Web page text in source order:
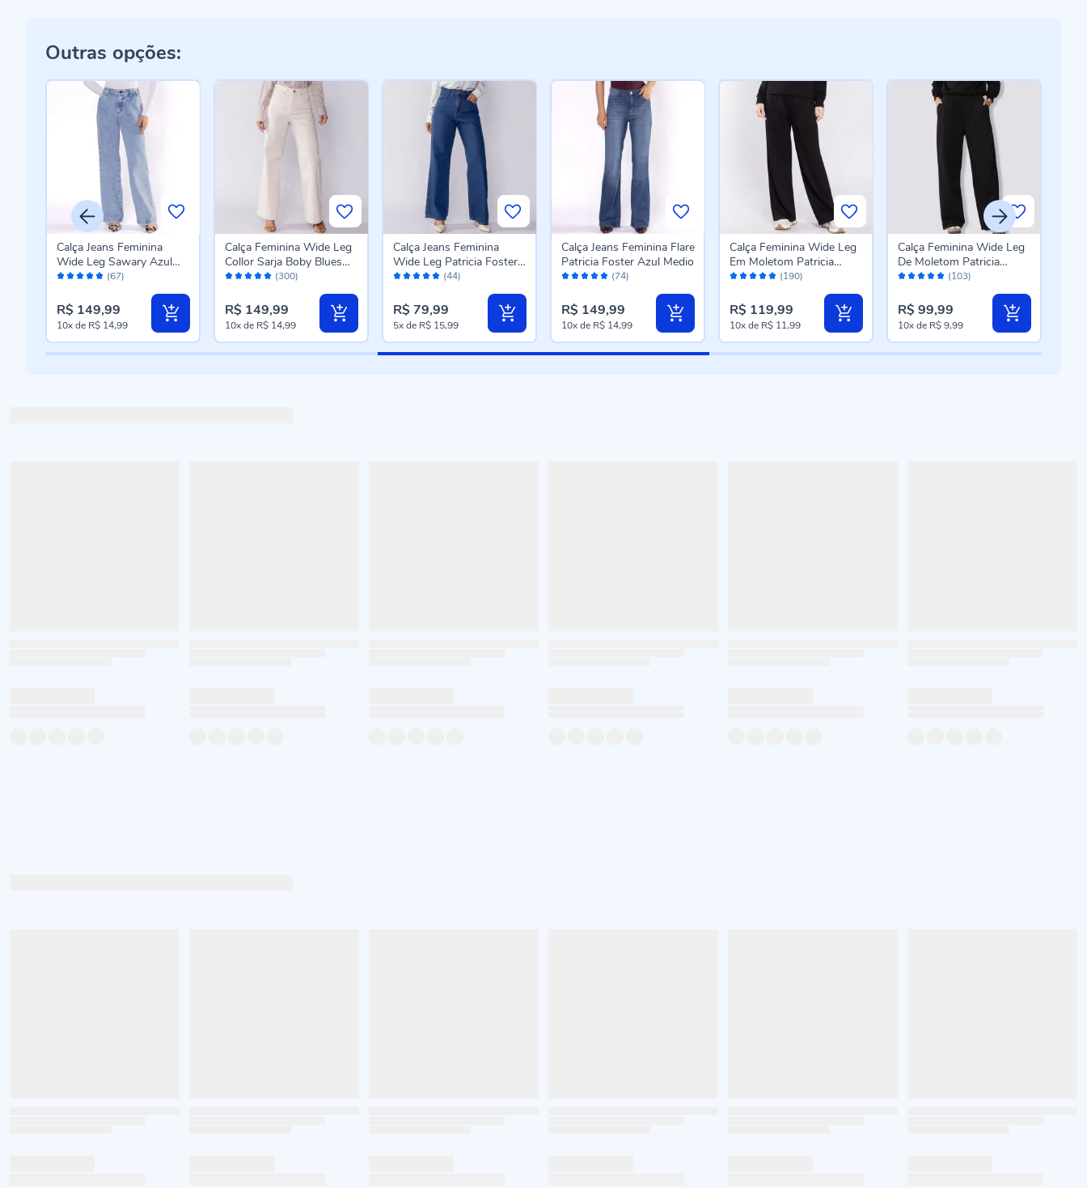
Outras opções:
Avaliação: (67)
Calça Jeans Feminina
Wide Leg Sawary Azul
Claro
R$ 149,99
10xde R$ 14,99
Avaliação: (300)
Calça Feminina Wide Leg
Collor Sarja Boby Blues
Off White
R$ 149,99
10xde R$ 14,99
Avaliação: (44)
Calça Jeans Feminina
Wide Leg Patricia Foster
Azul Medio
R$ 79,99
5xde R$ 15,99
Avaliação: (74)
Calça Jeans Feminina Flare
Patricia Foster Azul Medio
R$ 149,99
10xde R$ 14,99
Avaliação: (190)
Calça Feminina Wide Leg
Em Moletom Patricia
Foster Preto
R$ 119,99
10xde R$ 11,99
Avaliação: (103)
Calça Feminina Wide Leg
De Moletom Patricia
Foster Preto
R$ 99,99
10xde R$ 9,99